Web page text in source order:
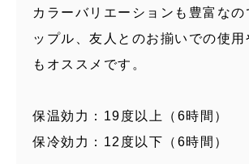
カラーバリエーションも豊富なの
ップル、友人とのお揃いでの使用
もオススメです。
保温効力：19度以上（6時間）
保冷効力：12度以下（6時間）